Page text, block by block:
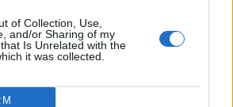
of Collection, Use,
and/or Sharing of my
Is Unrelated with the
it was collected.